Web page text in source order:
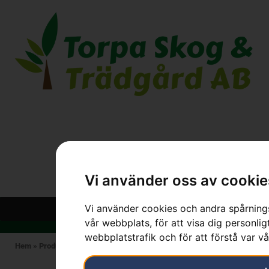
Vi använder oss av
Vi använder cookies och andra
vår webbplats, för att visa dig
webbplatstrafik och för att förstå var
Hem » Produkter Svärd Light 04 3/8″, 1,3mm 30cm/12″